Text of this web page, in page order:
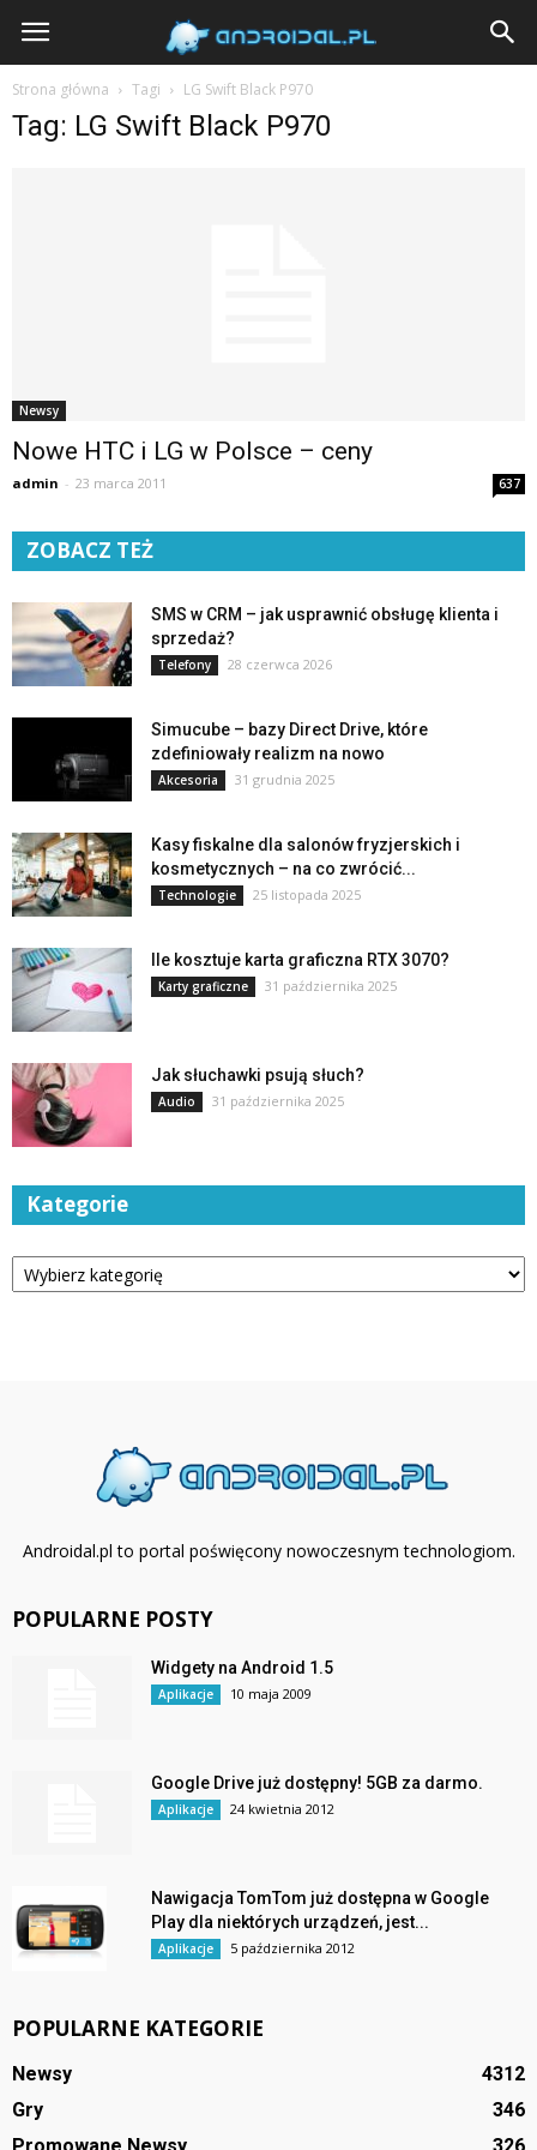
Androidal
Strona główna Tagi LG Swift Black P970
Tag: LG Swift Black P970
Newsy
Nowe HTC i LG w Polsce – ceny
admin - 23 marca 2011 637
ZOBACZ TEŻ
SMS w CRM – jak usprawnić obsługę klienta i
sprzedaż?
Telefony 28 czerwca 2026
Simucube – bazy Direct Drive, które
zdefiniowały realizm na nowo
Akcesoria 31 grudnia 2025
Kasy fiskalne dla salonów fryzjerskich i
kosmetycznych – na co zwrócić...
Technologie 25 listopada 2025
Ile kosztuje karta graficzna RTX 3070?
Karty graficzne 31 października 2025
Jak słuchawki psują słuch?
Audio 31 października 2025
Kategorie
Kategorie
Androidal.pl to portal poświęcony nowoczesnym technologiom.
POPULARNE POSTY
Widgety na Android 1.5
Aplikacje 10 maja 2009
Google Drive już dostępny! 5GB za darmo.
Aplikacje 24 kwietnia 2012
Nawigacja TomTom już dostępna w Google
Play dla niektórych urządzeń, jest...
Aplikacje 5 października 2012
POPULARNE KATEGORIE
Newsy
4312
Gry
346